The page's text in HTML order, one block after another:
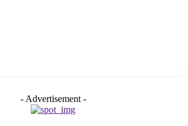
- Advertisement -